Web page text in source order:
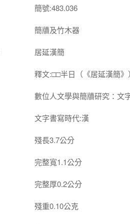
簡號:483.036
簡牘及竹木器
居延漢簡
釋文:□□半日（《居延漢簡》）
數位人文學與簡牘研究：文
文字書寫時代:漢
殘長3.7公分
完整寬1.1公分
完整厚0.2公分
殘重0.10公克